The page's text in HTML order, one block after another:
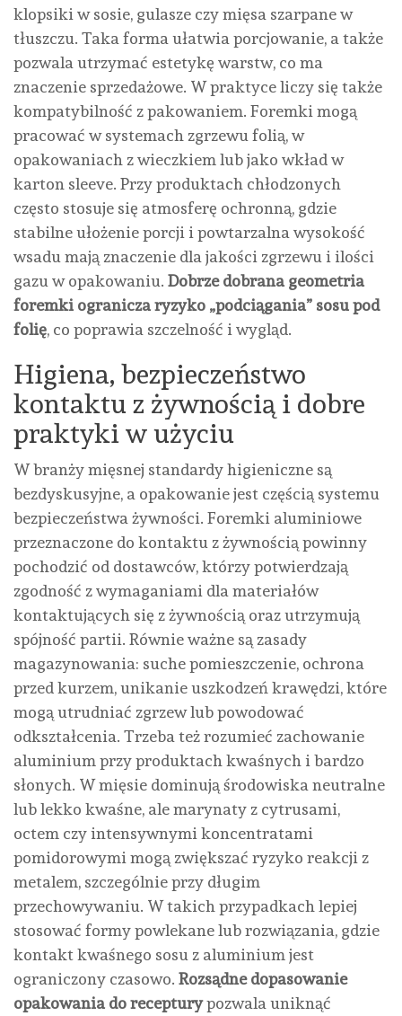
klopsiki w sosie, gulasze czy mięsa szarpane w
tłuszczu. Taka forma ułatwia porcjowanie, a także
pozwala utrzymać estetykę warstw, co ma
znaczenie sprzedażowe. W praktyce liczy się także
kompatybilność z pakowaniem. Foremki mogą
pracować w systemach zgrzewu folią, w
opakowaniach z wieczkiem lub jako wkład w
karton sleeve. Przy produktach chłodzonych
często stosuje się atmosferę ochronną, gdzie
stabilne ułożenie porcji i powtarzalna wysokość
wsadu mają znaczenie dla jakości zgrzewu i ilości
gazu w opakowaniu. Dobrze dobrana geometria
foremki ogranicza ryzyko „podciągania” sosu pod
folię, co poprawia szczelność i wygląd.
Higiena, bezpieczeństwo
kontaktu z żywnością i dobre
praktyki w użyciu
W branży mięsnej standardy higieniczne są
bezdyskusyjne, a opakowanie jest częścią systemu
bezpieczeństwa żywności. Foremki aluminiowe
przeznaczone do kontaktu z żywnością powinny
pochodzić od dostawców, którzy potwierdzają
zgodność z wymaganiami dla materiałów
kontaktujących się z żywnością oraz utrzymują
spójność partii. Równie ważne są zasady
magazynowania: suche pomieszczenie, ochrona
przed kurzem, unikanie uszkodzeń krawędzi, które
mogą utrudniać zgrzew lub powodować
odkształcenia. Trzeba też rozumieć zachowanie
aluminium przy produktach kwaśnych i bardzo
słonych. W mięsie dominują środowiska neutralne
lub lekko kwaśne, ale marynaty z cytrusami,
octem czy intensywnymi koncentratami
pomidorowymi mogą zwiększać ryzyko reakcji z
metalem, szczególnie przy długim
przechowywaniu. W takich przypadkach lepiej
stosować formy powlekane lub rozwiązania, gdzie
kontakt kwaśnego sosu z aluminium jest
ograniczony czasowo. Rozsądne dopasowanie
opakowania do recepturypozwala uniknąć